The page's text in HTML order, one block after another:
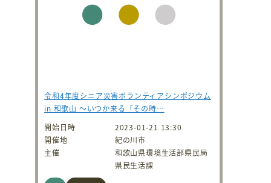
令和4年度シニア災害ボランティアシンポジウム
in 和歌山 ～いつか来る「その時…
開始日時
2023-01-21 13:30
開催地
紀の川市
主催
和歌山県環境生活部県民局
県民生活課